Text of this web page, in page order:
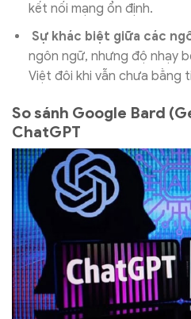
kết nối mạng ổn định.
Sự khác biệt giữa các
ngôn ngữ, nhưng độ nhạy
Việt đôi khi vẫn chưa bằng
So sánh Google Bard
ChatGPT